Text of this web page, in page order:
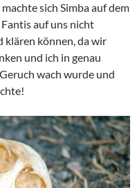
sich Simba auf dem
auf uns nicht
klären können, da wir
und ich in genau
wach wurde und